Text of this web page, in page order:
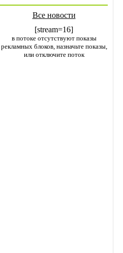
Все новости
[stream=16]
в потоке отсутствуют показы
рекламных блоков, назначьте показы,
или отключите поток